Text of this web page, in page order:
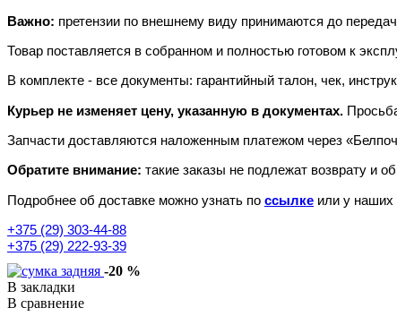
Важно: претензии по внешнему виду принимаются до
Товар поставляется в собранном и полностью готовом к
В комплекте - все документы: гарантийный талон, чек,
Курьер не изменяет цену, указанную в документах.
Запчасти доставляются наложенным платежом через
Обратите внимание: такие заказы не подлежат возврату и
Подробнее об доставке можно узнать по ссылке или у наших
+375 (29) 303-44-88
+375 (29) 222-93-39
-20 %
В закладки
В сравнение